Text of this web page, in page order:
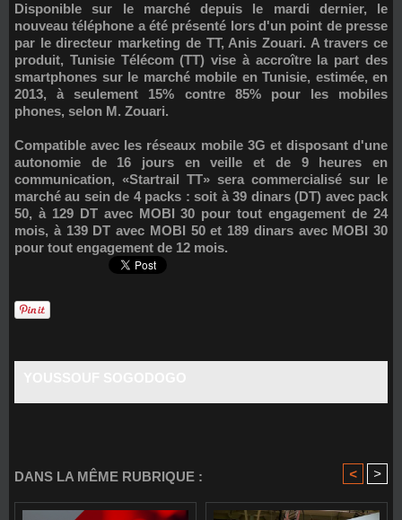
Disponible sur le marché depuis le mardi dernier, le
nouveau téléphone a été présenté lors d'un point de presse
par le directeur marketing de TT, Anis Zouari. A travers ce
produit, Tunisie Télécom (TT) vise à accroître la part des
smartphones sur le marché mobile en Tunisie, estimée, en
2013, à seulement 15% contre 85% pour les mobiles
phones, selon M. Zouari.
Compatible avec les réseaux mobile 3G et disposant d'une
autonomie de 16 jours en veille et de 9 heures en
communication, «Startrail TT» sera commercialisé sur le
marché au sein de 4 packs : soit à 39 dinars (DT) avec pack
50, à 129 DT avec MOBI 30 pour tout engagement de 24
mois, à 139 DT avec MOBI 50 et 189 dinars avec MOBI 30
pour tout engagement de 12 mois.
DANS LA MÊME RUBRIQUE : < >